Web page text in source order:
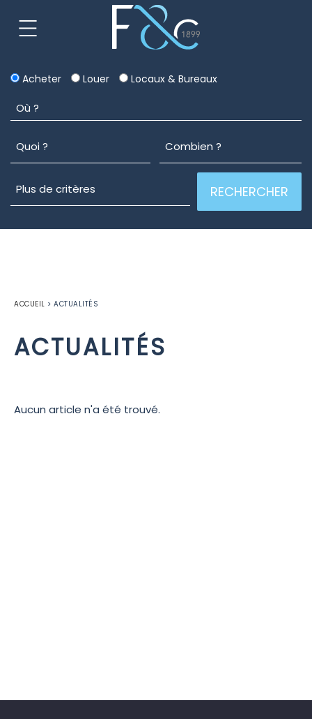
Acheter Louer Locaux & Bureaux
ACCUEIL > ACTUALITÉS
ACTUALITÉS
Aucun article n'a été trouvé.